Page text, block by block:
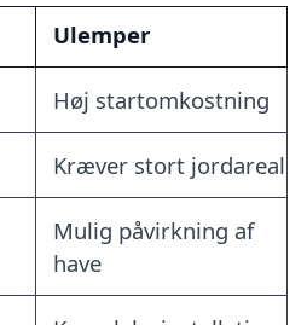
Ulemper
Høj startomkostning
Kræver stort jordareal
Mulig påvirkning af
have